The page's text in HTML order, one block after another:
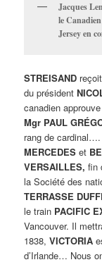
Jacques
le
Jersey en
STREISAND
du président
canadien
Mgr PAUL
rang de
MERCEDES et
VERSAILLES, fin
la Société des
TERRASSE
le train PACIFIC
Vancouver. Il
1838,VICTORIA
d’Irlande… Nous